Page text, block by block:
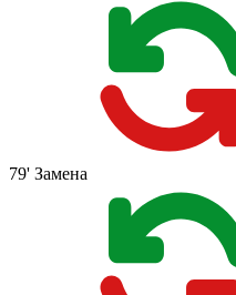
79' Замена